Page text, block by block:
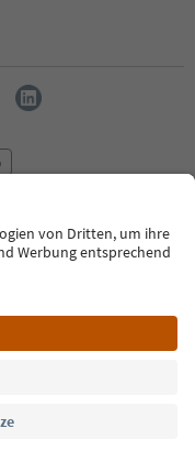
Privacy Policy
Cookie Policy